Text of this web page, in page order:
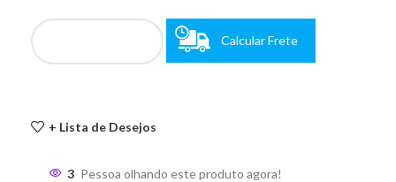
Calcular Frete
+ Lista de Desejos
3 Pessoa olhando este produto agora!